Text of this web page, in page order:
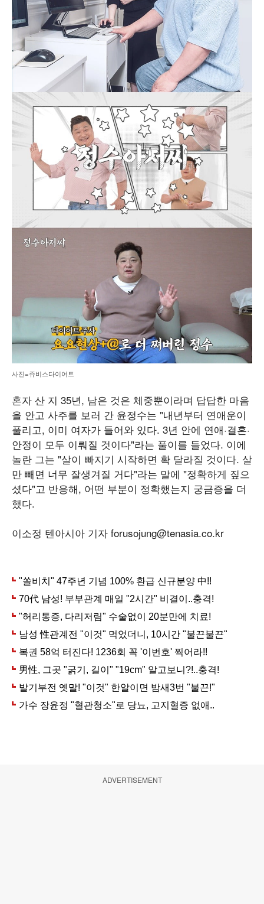
사진=쥬비스다이어트
혼자 산 지 35년, 남은 것은 체중뿐이라며 답답한 마음
을 안고 사주를 보러 간 윤정수는 "내년부터 연애운이
풀리고, 이미 여자가 들어와 있다. 3년 안에 연애·결혼·
안정이 모두 이뤄질 것이다"라는 풀이를 들었다. 이에
놀란 그는 "살이 빠지기 시작하면 확 달라질 것이다. 살
만 빼면 너무 잘생겨질 거다"라는 말에 "정확하게 짚으
셨다"고 반응해, 어떤 부분이 정확했는지 궁금증을 더
했다.
이소정 텐아시아 기자 forusojung@tenasia.co.kr
ADVERTISEMENT